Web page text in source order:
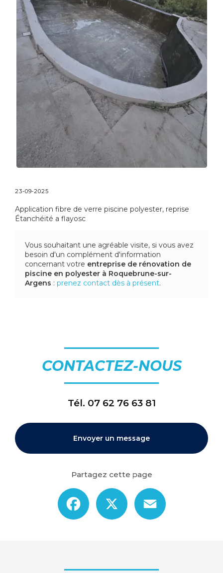
23-09-2025
Application fibre de verre piscine polyester, reprise
Étanchéité a flayosc
Vous souhaitant une agréable visite, si vous avez
besoin d'un complément d'information
concernant votre entreprise de rénovation de
piscine en polyester à Roquebrune-sur-
Argens : prenez contact dès à présent.
CONTACTEZ-NOUS
Tél. 07 62 76 63 81
Envoyer un message
Partagez cette page
Facebook